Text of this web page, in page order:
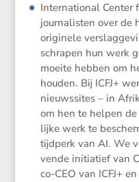
Inter­na­ti­onal Center
journa­listen over de
origi­nele
schrapen hun werk
moeite hebben om
houden. Bij ICFJ+
nieuws­sites – in
om hen te helpen
lijke werk te
tijdperk van AI. We
vende initi­a­tief van
co-CEO van ICFJ+